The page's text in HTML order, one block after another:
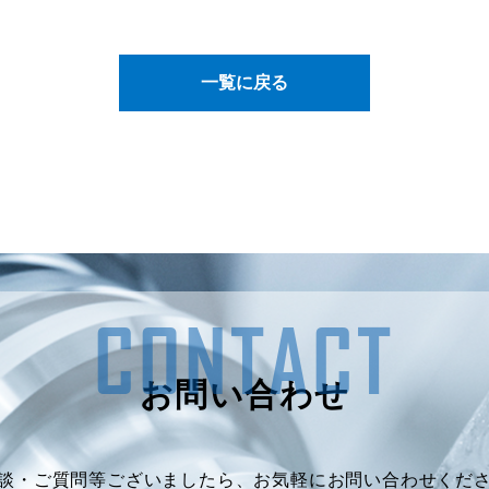
一覧に戻る
CONTACT
お問い合わせ
・ご質問等ございましたら、 お気軽にお問い合わせくだ